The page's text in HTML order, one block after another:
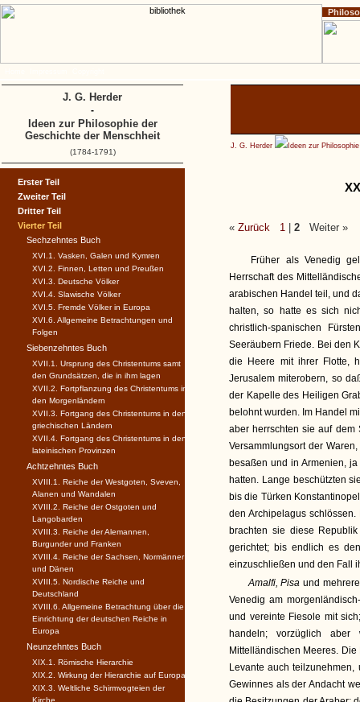
J. G. Herder Ideen zur
« Zurück 1 2 Weiter »
Früher als Venedig
Herrschaft des
arabischen Handel teil, und
halten, so hatte es sich
christlich-spanischen
Seeräubern Friede. Bei den
die Heere mit ihrer Flotte,
Jerusalem miterobern, so
der Kapelle des Heiligen
belohnt wurden. Im Handel
aber herrschten sie auf dem
Versammlungsort der
besaßen und in Armenien,
hatten. Lange beschützten
bis die Türken
den Archipelagus
brachten sie diese
gerichtet; bis endlich es
einzuschließen und den Fall
Amalfi, Pisa und
Venedig am
und vereinte Fiesole mit
handeln; vorzüglich
Mittelländischen Meeres.
Levante auch
Gewinnes als der Andacht
Erster Teil
Zweiter Teil
Dritter Teil
Vierter Teil
Sechzehntes Buch
XVI.1. Vasken, Galen und Kymren
XVI.2. Finnen, Letten und Preußen
XVI.3. Deutsche Völker
XVI.4. Slawische Völker
XVI.5. Fremde Völker in Europa
XVI.6. Allgemeine Betrachtungen und
Folgen
Siebenzehntes Buch
XVII.1. Ursprung des Christentums samt
den Grundsätzen, die in ihm lagen
XVII.2. Fortpflanzung des Christentums in
den Morgenländern
XVII.3. Fortgang des Christentums in den
griechischen Ländern
XVII.4. Fortgang des Christentums in den
lateinischen Provinzen
Achtzehntes Buch
XVIII.1. Reiche der Westgoten, Sveven,
Alanen und Wandalen
XVIII.2. Reiche der Ostgoten und
Langobarden
XVIII.3. Reiche der Alemannen,
Burgunder und Franken
XVIII.4. Reiche der Sachsen, Normänner
und Dänen
XVIII.5. Nordische Reiche und
Deutschland
XVIII.6. Allgemeine Betrachtung über die
Einrichtung der deutschen Reiche in
Europa
Neunzehntes Buch
XIX.1. Römische Hierarchie
XIX.2. Wirkung der Hierarchie auf Europa
XIX.3. Weltliche Schirmvogteien der
Kirche
J. G. Herder
-
Ideen zur Philosophie der
Geschichte der Menschheit
(1784-1791)